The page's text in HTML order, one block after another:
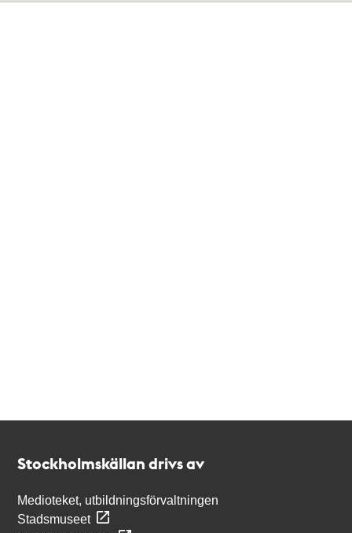
Stockholmskällan drivs av
Medioteket, utbildningsförvaltningen
Stadsmuseet